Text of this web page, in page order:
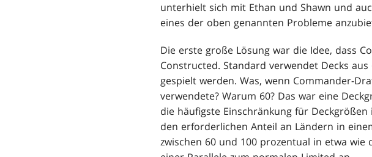
unterhielt sich mit Ethan und Shawn und
eines der oben genannten Probleme
Die erste große Lösung war die Idee, dass
Constructed. Standard verwendet Decks
gespielt werden. Was, wenn Commander-
verwendete? Warum 60? Das war eine
die häufigste Einschränkung für
den erforderlichen Anteil an Ländern in
zwischen 60 und 100 prozentual in etwa